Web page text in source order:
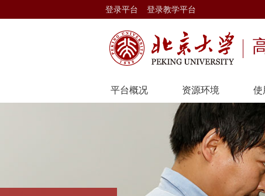
登录平台 登录教学平台
平台概况 资源环境 使